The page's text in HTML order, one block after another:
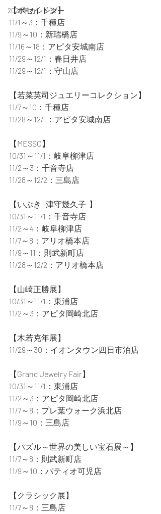
2026年カレンダー
【ポセイドン】
11/1～3：千種店
11/9～10：新瑞橋店
11/16～18：アピタ安城南店
11/29～12/1：春日井店
11/29～12/1：守山店
【若菜英司ジュエリーコレクション】
11/7～10：千種店
11/28～12/1：アピタ安城南店
【MESSO】
10/31～11/1：岐阜柳津店
11/2～3：千音寺店
11/28～12/2：三島店
【いぶき -津守幾久子-】
10/31～11/1：千音寺店
11/2～4：岐阜柳津店
11/7～8：アリオ橋本店
11/9～11：則武新町店
11/28～12/2：アリオ橋本店
【山崎正勝展】
10/31～11/1：東浦店
11/2～3：アピタ岡崎北店
【木若克年展】
11/29～30：イオンタウン四日市泊店
【Grand Jewelry Fair】
10/31～11/1：東浦店
11/2～3：アピタ岡崎北店
11/7～8：プレ葉ウォーク浜北店
11/9～10：三島店
【パズル～世界の美しい宝石展～】
11/7～8：則武新町店
11/9～10：パティオ可児店
【クラシック展】
11/7～8：三島店